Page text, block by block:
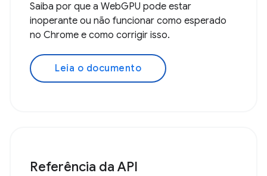
Saiba por que a WebGPU pode estar
inoperante ou não funcionar como esperado
no Chrome e como corrigir isso.
Leia o documento
Referência da API